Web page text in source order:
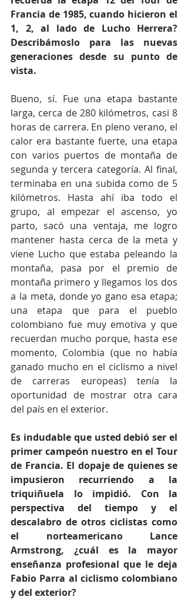
Francia de 1985, cuando hicieron el
1, 2, al lado de Lucho Herrera?
Describámoslo para las nuevas
generaciones desde su punto de
vista.
Bueno, sí. Fue una etapa bastante
larga, cerca de 280 kilómetros, casi 8
horas de carrera. En pleno verano, el
calor era bastante fuerte, una etapa
con varios puertos de montaña de
segunda y tercera categoría. Al final,
terminaba en una subida como de 5
kilómetros. Hasta ahí iba todo el
grupo, al empezar el ascenso, yo
parto, sacó una ventaja, me logro
mantener hasta cerca de la meta y
viene Lucho que estaba peleando la
montaña, pasa por el premio de
montaña primero y llegamos los dos
a la meta, donde yo gano esa etapa;
una etapa que para el pueblo
colombiano fue muy emotiva y que
recuerdan mucho porque, hasta ese
momento, Colombia (que no había
ganado mucho en el ciclismo a nivel
de carreras europeas) tenía la
oportunidad de mostrar otra cara
del país en el exterior.
Es indudable que usted debió ser el
primer campeón nuestro en el Tour
de Francia. El dopaje de quienes se
impusieron recurriendo a la
triquiñuela lo impidió. Con la
perspectiva del tiempo y el
descalabro de otros ciclistas como
el norteamericano Lance
Armstrong, ¿cuál es la mayor
enseñanza profesional que le deja
Fabio Parra al ciclismo colombiano
y del exterior?